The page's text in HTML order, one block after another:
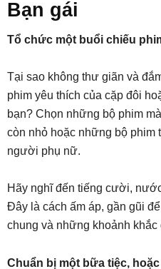
Bạn gái
Tổ chức một buổi chiếu
Tại sao không thư giãn và
phim yêu thích của cặp đôi
bạn? Chọn những bộ phim
còn nhỏ hoặc những bộ
người phụ nữ.
Hãy nghĩ đến tiếng cười,
Đây là cách ấm áp, gần gũi
chung và những khoảnh khắc
Chuẩn bị một bữa tiệc,